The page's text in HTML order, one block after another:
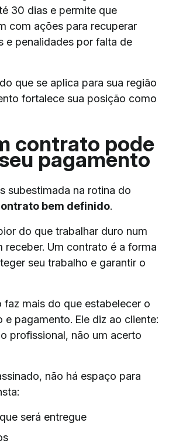
30 dias e permite que
com ações para recuperar
e penalidades por falta de
que se aplica para sua região
fortalece sua posição como
contrato pode
pagamento
subestimada na rotina do
bem definido.
do que trabalhar duro num
receber. Um contrato é a forma
seu trabalho e garantir o
mais do que estabelecer o
e pagamento. Ele diz ao cliente:
profissional, não um acerto
não há espaço para
será entregue